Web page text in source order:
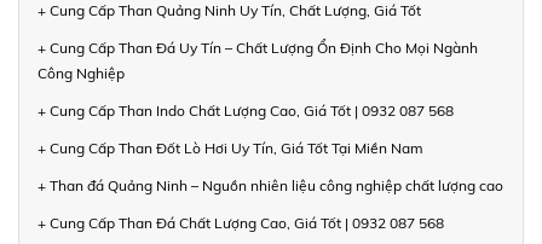
+ Cung Cấp Than Quảng Ninh Uy Tín, Chất Lượng, Giá Tốt
+ Cung Cấp Than Đá Uy Tín – Chất Lượng Ổn Định Cho Mọi Ngành
Công Nghiệp
+ Cung Cấp Than Indo Chất Lượng Cao, Giá Tốt | 0932 087 568
+ Cung Cấp Than Đốt Lò Hơi Uy Tín, Giá Tốt Tại Miền Nam
+ Than đá Quảng Ninh – Nguồn nhiên liệu công nghiệp chất lượng cao
+ Cung Cấp Than Đá Chất Lượng Cao, Giá Tốt | 0932 087 568